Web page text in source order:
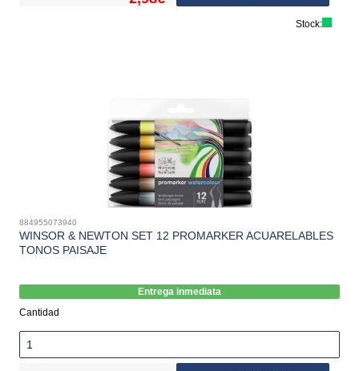
Stock:
884955073940
WINSOR & NEWTON SET 12 PROMARKER ACUARELABLES
TONOS PAISAJE
Entrega inmediata
Cantidad